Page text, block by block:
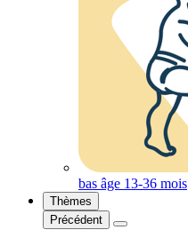
bas âge 13-36 mois
Thèmes
Précédent